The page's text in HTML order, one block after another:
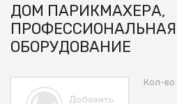
ДОМ ПАРИКМАХЕРА,
ОБОРУДОВАНИЕ
Кол-во